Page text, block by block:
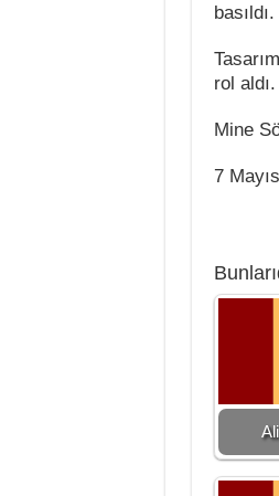
rol aldı.
Mine
7